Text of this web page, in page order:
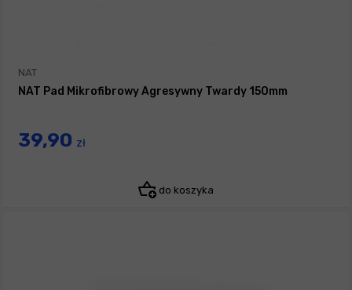
NAT
NAT Pad Mikrofibrowy Agresywny Twardy 150mm
39,90 zł
do koszyka